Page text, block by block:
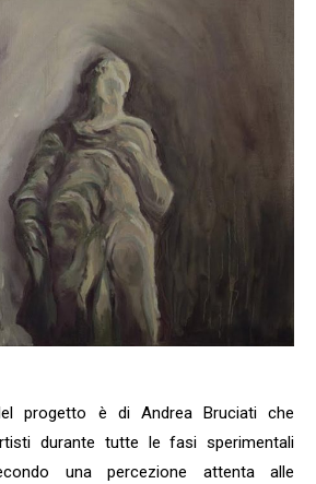
progetto è di Andrea Bruciati che
durante tutte le fasi sperimentali
una percezione attenta alle